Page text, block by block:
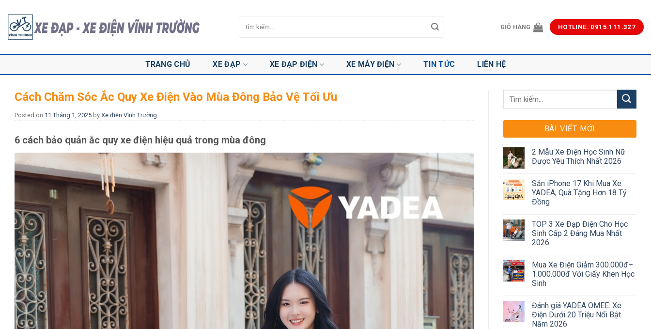
content
kiếm:
GIỎ HÀNG HOTLINE: 0915.111.327
TRANG CHỦ XE ĐẠP XE ĐẠP ĐIỆN XE MÁY ĐIỆN TIN TỨC LIÊN HỆ
Cách Chăm Sóc Ắc Quy Xe Điện Vào Mùa Đông Bảo Vệ Tối Ưu
Posted on 11 Tháng 1, 2025 by Xe điện Vĩnh Trường
6 cách bảo quản ắc quy xe điện hiệu quả trong mùa đông
BÀI VIẾT MỚI
2 Mẫu Xe Điện Học Sinh Nữ
Được Yêu Thích Nhất 2026
Săn iPhone 17 Khi Mua Xe
YADEA, Quà Tặng Hơn 18 Tỷ
Đồng
TOP 3 Xe Đạp Điện Cho Học
Sinh Cấp 2 Đáng Mua Nhất
2026
Mua Xe Điện Giảm 300.000đ–
1.000.000đ Với Giấy Khen Học
Sinh
Đánh giá YADEA OMEE: Xe
Điện Dưới 20 Triệu Nổi Bật
Năm 2026